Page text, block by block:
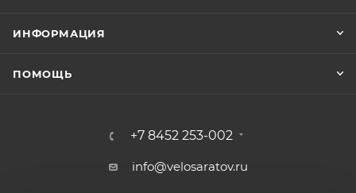
ИНФОРМАЦИЯ
ПОМОЩЬ
+7 8452 253-002
info@velosaratov.ru